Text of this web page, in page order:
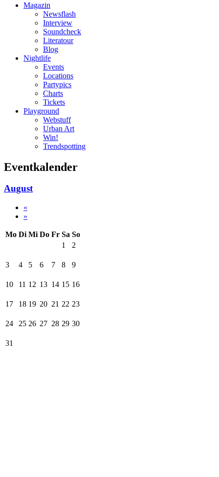
Magazin
Newsflash
Interview
Soundcheck
Literatour
Blog
Nightlife
Events
Locations
Partypics
Charts
Tickets
Playground
Webstuff
Urban Art
Win!
Trendspotting
Eventkalender
August
«
»
Mo Di Mi Do Fr Sa So
1
2
3 4 5 6 7 8 9
10 11 12 13 14 15 16
17 18 19 20 21 22 23
24 25 26 27 28 29 30
31